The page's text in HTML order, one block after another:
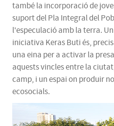
també la incorporació de
suport del Pla Integral del
l'especulació amb la terra.
iniciativa Keras Buti és,
una eina per a activar la
aquests vincles entre la
camp, i un espai on produir
ecosocials.